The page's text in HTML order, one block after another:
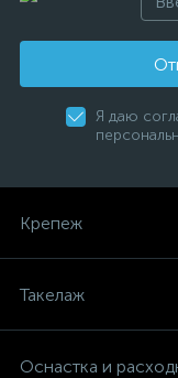
Я даю
Крепеж
Такелаж
Оснастка и